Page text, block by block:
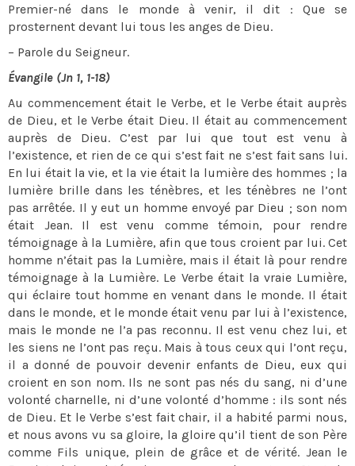
Premier-né dans le monde à venir, il dit : Que se
prosternent devant lui tous les anges de Dieu.
– Parole du Seigneur.
Évangile (Jn 1, 1-18)
Au commencement était le Verbe, et le Verbe était auprès
de Dieu, et le Verbe était Dieu. Il était au commencement
auprès de Dieu. C’est par lui que tout est venu à
l’existence, et rien de ce qui s’est fait ne s’est fait sans lui.
En lui était la vie, et la vie était la lumière des hommes ; la
lumière brille dans les ténèbres, et les ténèbres ne l’ont
pas arrêtée. Il y eut un homme envoyé par Dieu ; son nom
était Jean. Il est venu comme témoin, pour rendre
témoignage à la Lumière, afin que tous croient par lui. Cet
homme n’était pas la Lumière, mais il était là pour rendre
témoignage à la Lumière. Le Verbe était la vraie Lumière,
qui éclaire tout homme en venant dans le monde. Il était
dans le monde, et le monde était venu par lui à l’existence,
mais le monde ne l’a pas reconnu. Il est venu chez lui, et
les siens ne l’ont pas reçu. Mais à tous ceux qui l’ont reçu,
il a donné de pouvoir devenir enfants de Dieu, eux qui
croient en son nom. Ils ne sont pas nés du sang, ni d’une
volonté charnelle, ni d’une volonté d’homme : ils sont nés
de Dieu. Et le Verbe s’est fait chair, il a habité parmi nous,
et nous avons vu sa gloire, la gloire qu’il tient de son Père
comme Fils unique, plein de grâce et de vérité. Jean le